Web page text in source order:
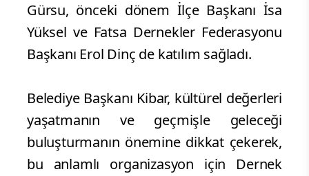
Gürsu, önceki dönem İlçe Başkanı İsa
Yüksel ve Fatsa Dernekler Federasyonu
Başkanı Erol Dinç de katılım sağladı.
Belediye Başkanı Kibar, kültürel değerleri
yaşatmanın ve geçmişle geleceği
buluşturmanın önemine dikkat çekerek,
bu anlamlı organizasyon için Dernek